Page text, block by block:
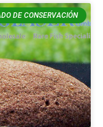
DE CONSERVACIÓN